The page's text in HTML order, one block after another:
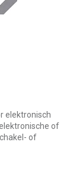
elektronisch
of
of